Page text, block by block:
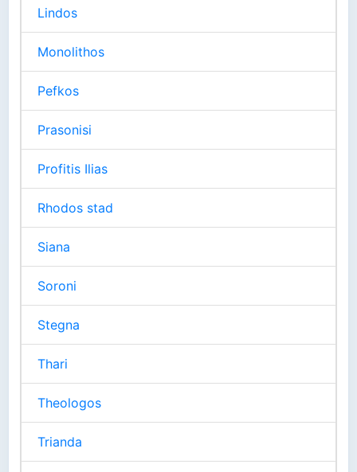
Lindos
Monolithos
Pefkos
Prasonisi
Profitis Ilias
Rhodos stad
Siana
Soroni
Stegna
Thari
Theologos
Trianda